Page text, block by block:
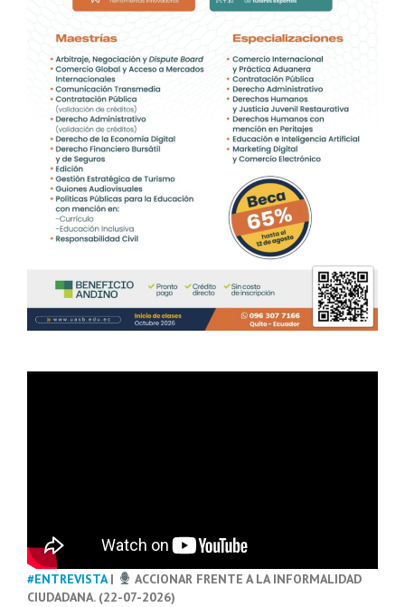
#ENTREVISTA|
ACCIONAR FRENTE A LA INFORMALIDAD
CIUDADANA. (22-07-2026)